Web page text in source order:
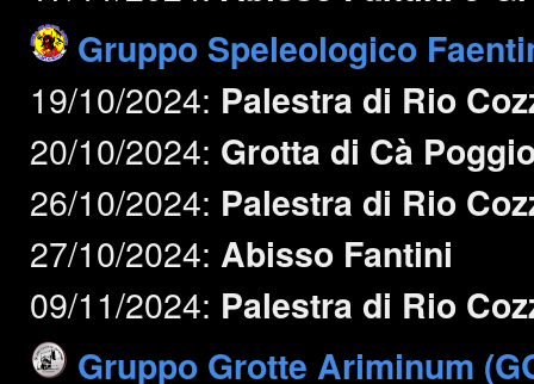
Gruppo Speleologico
19/10/2024: Palestra di Rio
20/10/2024: Grotta di Cà
26/10/2024: Palestra di Rio
27/10/2024: Abisso Fantini
09/11/2024: Palestra di Rio
Gruppo Grotte Ariminum